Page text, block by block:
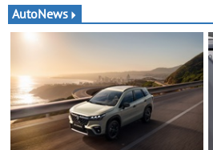
AutoNews